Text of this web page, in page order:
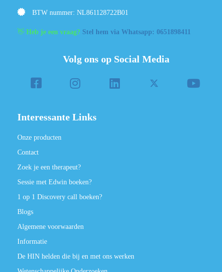
BTW nummer: NL861128722B01
👋 Heb je een vraag? Stel hem via Whatsapp: 0651898411
Volg ons op Social Media
Interessante Links
Onze producten
Contact
Zoek je een therapeut?
Sessie met Edwin boeken?
1 op 1 Discovery call boeken?
Blogs
Algemene voorwaarden
Informatie
De HIN helden die bij en met ons werken